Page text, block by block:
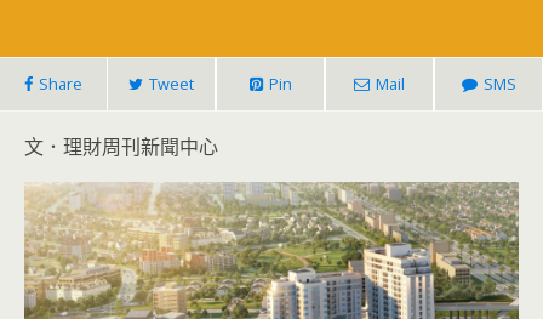
Share Tweet Pin Mail SMS
文．理財周刊新聞中心